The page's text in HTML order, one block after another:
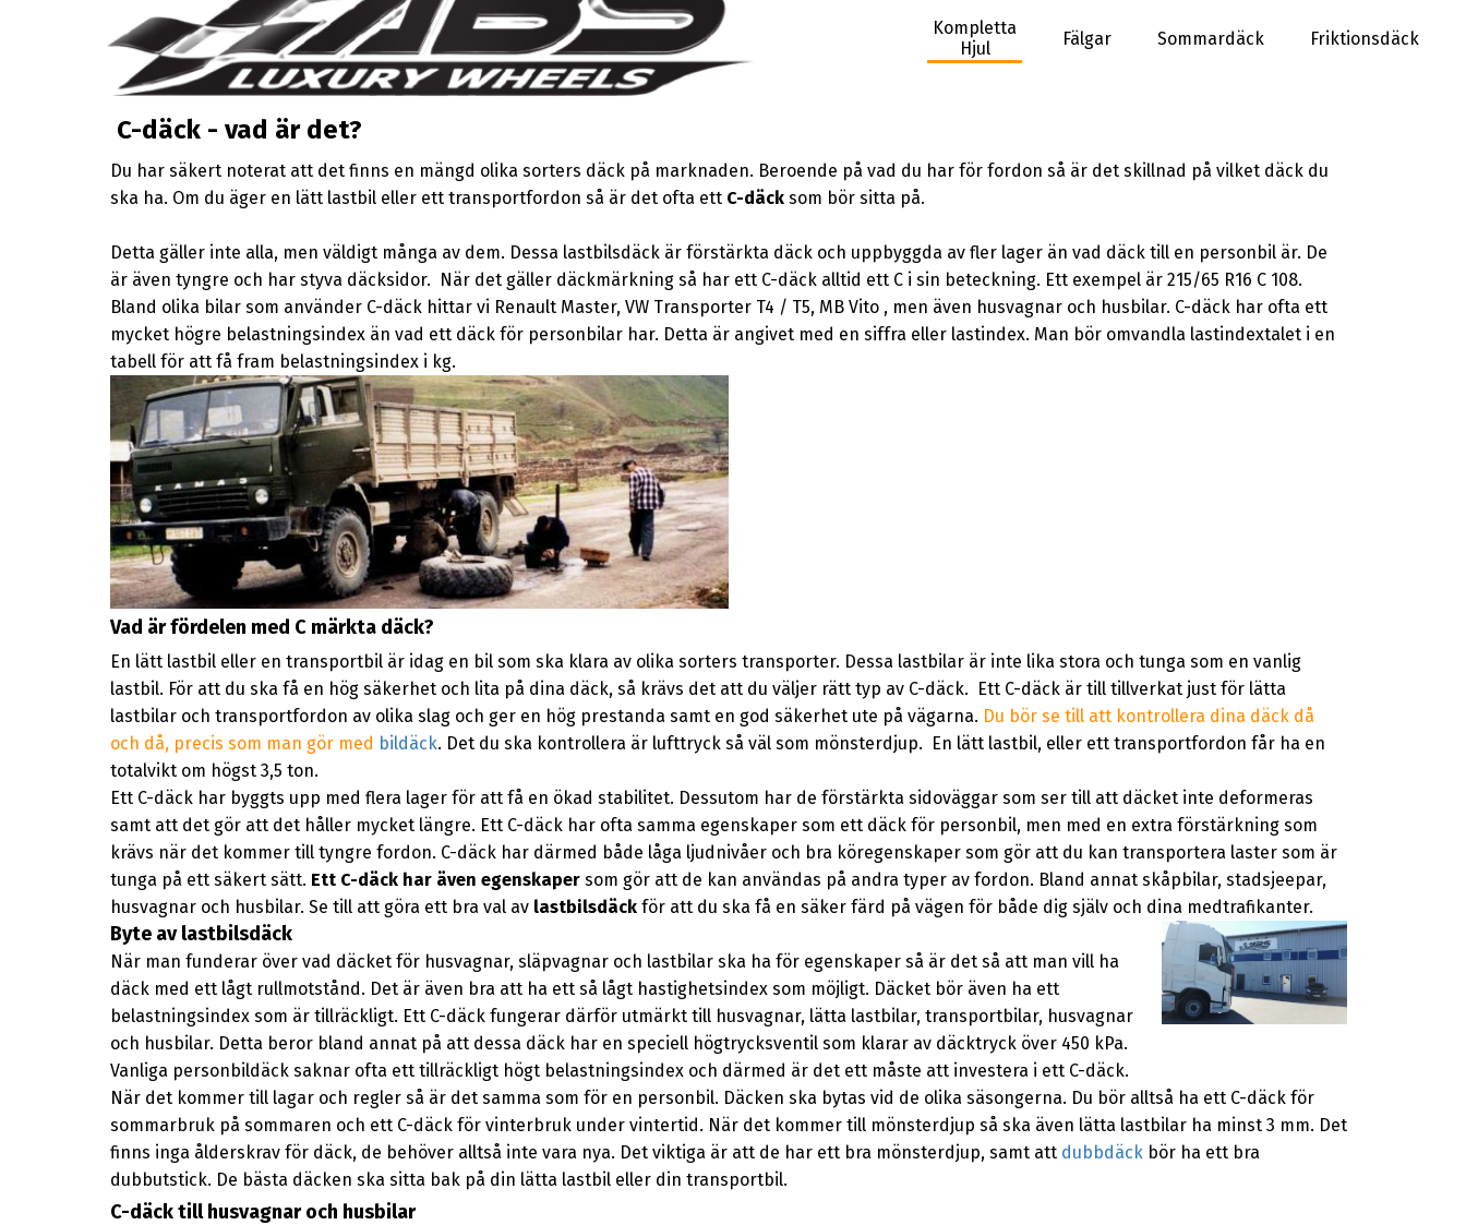
Kompletta
Hjul
Fälgar Sommardäck Friktionsdäck
C-däck - vad är det?
Du har säkert noterat att det finns en mängd olika sorters däck på marknaden. Beroende på vad du har för fordon så är det skillnad på vilket däck du
ska ha. Om du äger en lätt lastbil eller ett transportfordon så är det ofta ett C-däcksom bör sitta på.
Detta gäller inte alla, men väldigt många av dem. Dessa lastbilsdäck är förstärkta däck och uppbyggda av fler lager än vad däck till en personbil är. De
är även tyngre och har styva däcksidor. När det gäller däckmärkning så har ett C-däck alltid ett C i sin beteckning. Ett exempel är 215/65 R16 C 108.
Bland olika bilar som använder C-däck hittar vi Renault Master, VW Transporter T4 / T5, MB Vito , men även husvagnar och husbilar. C-däck har ofta ett
mycket högre belastningsindex än vad ett däck för personbilar har. Detta är angivet med en siffra eller lastindex. Man bör omvandla lastindextalet i en
tabell för att få fram belastningsindex i kg.
Vad är fördelen med C märkta däck?
En lätt lastbil eller en transportbil är idag en bil som ska klara av olika sorters transporter. Dessa lastbilar är inte lika stora och tunga som en vanlig
lastbil. För att du ska få en hög säkerhet och lita på dina däck, så krävs det att du väljer rätt typ av C-däck. Ett C-däck är till tillverkat just för lätta
lastbilar och transportfordon av olika slag och ger en hög prestanda samt en god säkerhet ute på vägarna. Du bör se till att kontrollera dina däck då
och då, precis som man gör med bildäck. Det du ska kontrollera är lufttryck så väl som mönsterdjup. En lätt lastbil, eller ett transportfordon får ha en
totalvikt om högst 3,5 ton.
Ett C-däck har byggts upp med flera lager för att få en ökad stabilitet. Dessutom har de förstärkta sidoväggar som ser till att däcket inte deformeras
samt att det gör att det håller mycket längre. Ett C-däck har ofta samma egenskaper som ett däck för personbil, men med en extra förstärkning som
krävs när det kommer till tyngre fordon. C-däck har därmed både låga ljudnivåer och bra köregenskaper som gör att du kan transportera laster som är
tunga på ett säkert sätt. Ett C-däck har även egenskapersom gör att de kan användas på andra typer av fordon. Bland annat skåpbilar, stadsjeepar,
husvagnar och husbilar. Se till att göra ett bra val av lastbilsdäck för att du ska få en säker färd på vägen för både dig själv och dina medtrafikanter.
Byte av lastbilsdäck
När man funderar över vad däcket för husvagnar, släpvagnar och lastbilar ska ha för egenskaper så är det så att man vill ha
däck med ett lågt rullmotstånd. Det är även bra att ha ett så lågt hastighetsindex som möjligt. Däcket bör även ha ett
belastningsindex som är tillräckligt. Ett C-däck fungerar därför utmärkt till husvagnar, lätta lastbilar, transportbilar, husvagnar
och husbilar. Detta beror bland annat på att dessa däck har en speciell högtrycksventil som klarar av däcktryck över 450 kPa.
Vanliga personbildäck saknar ofta ett tillräckligt högt belastningsindex och därmed är det ett måste att investera i ett C-däck.
När det kommer till lagar och regler så är det samma som för en personbil. Däcken ska bytas vid de olika säsongerna. Du bör alltså ha ett C-däck för
sommarbruk på sommaren och ett C-däck för vinterbruk under vintertid. När det kommer till mönsterdjup så ska även lätta lastbilar ha minst 3 mm. Det
finns inga ålderskrav för däck, de behöver alltså inte vara nya. Det viktiga är att de har ett bra mönsterdjup, samt att dubbdäckbör ha ett bra
dubbutstick. De bästa däcken ska sitta bak på din lätta lastbil eller din transportbil.
C-däck till husvagnar och husbilar